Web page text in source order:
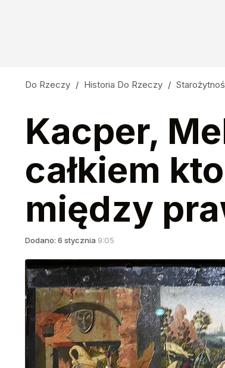
Do Rzeczy / Historia Do Rzeczy /
Kacper,
całkiem
między
Dodano: 6 stycznia 9:05